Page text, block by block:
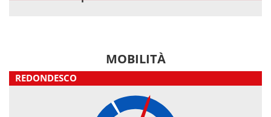
MOBILITÀ
REDONDESCO